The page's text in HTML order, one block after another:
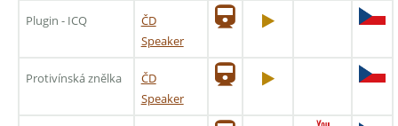
Plugin - ICQ
ČD
Speaker
Protivínská znělka
ČD
Speaker